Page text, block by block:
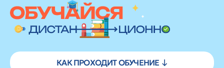
КАК ПРОХОДИТ ОБУЧЕНИЕ ↓